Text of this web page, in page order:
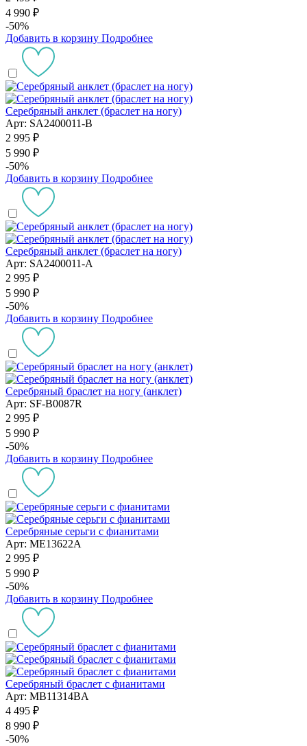
4 990 ₽
-50%
Добавить в корзину Подробнее
Серебряный анклет (браслет на ногу)
Арт: SA2400011-B
2 995 ₽
5 990 ₽
-50%
Добавить в корзину Подробнее
Серебряный анклет (браслет на ногу)
Арт: SA2400011-A
2 995 ₽
5 990 ₽
-50%
Добавить в корзину Подробнее
Серебряный браслет на ногу (анклет)
Арт: SF-B0087R
2 995 ₽
5 990 ₽
-50%
Добавить в корзину Подробнее
Серебряные серьги с фианитами
Арт: ME13622A
2 995 ₽
5 990 ₽
-50%
Добавить в корзину Подробнее
Серебряный браслет с фианитами
Арт: MB11314BA
4 495 ₽
8 990 ₽
-50%